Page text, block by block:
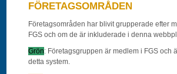
FÖRETAGSOMRÅDEN
Företagsområden har blivit grupperade efter
FGS och om de är inkluderade i denna
Grön: Företagsgruppen är medlem i FGS och
detta system.